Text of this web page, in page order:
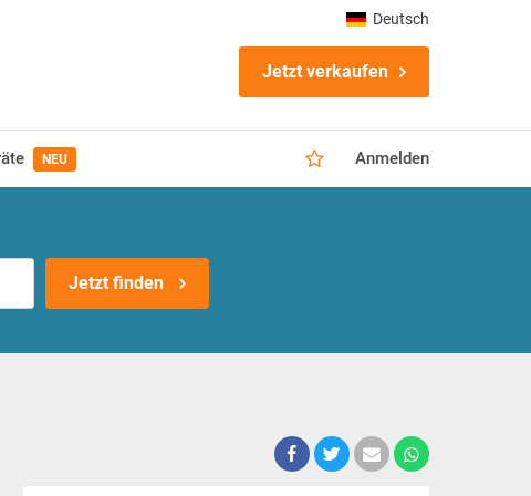
Jetzt verkaufen
NEU Anmelden
Deutsch
Jetzt finden